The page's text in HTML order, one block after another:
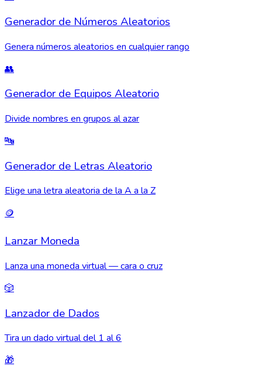
Generador de Números Aleatorios
Genera números aleatorios en cualquier rango
👥
Generador de Equipos Aleatorio
Divide nombres en grupos al azar
🔤
Generador de Letras Aleatorio
Elige una letra aleatoria de la A a la Z
🪙
Lanzar Moneda
Lanza una moneda virtual — cara o cruz
🎲
Lanzador de Dados
Tira un dado virtual del 1 al 6
🎁